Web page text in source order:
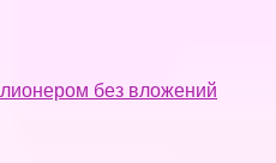
без вложений